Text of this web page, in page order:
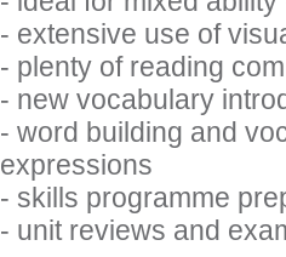
- extensive use of
- plenty of reading
- new vocabulary
- word building and
expressions
- skills programme
- unit reviews and